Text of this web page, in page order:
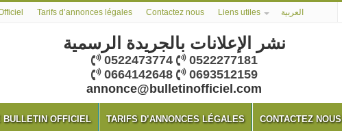
Tarifs d’annonces légales Contactez nous Liens utiles العربية
نشر الإعلانات بالجريدة الرسمية
0522473774
0522277181
0664142648
0693512159
annonce@bulletinofficiel.com
BULLETIN OFFICIEL TARIFS D’ANNONCES LÉGALES CONTACTEZ NOUS